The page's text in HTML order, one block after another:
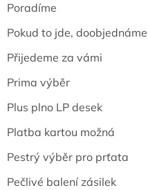
Poradíme
Pokud to jde, doobjednáme
Přijedeme za vámi
Prima výběr
Plus plno LP desek
Platba kartou možná
Pestrý výběr pro prťata
Pečlivé balení zásilek